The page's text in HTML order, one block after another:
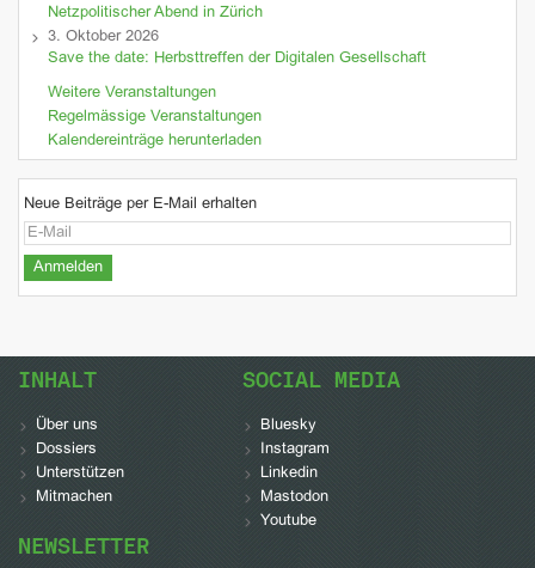
Netzpolitischer Abend in Zürich
3. Oktober 2026
Save the date: Herbsttreffen der Digitalen Gesellschaft
Weitere Veranstaltungen
Regelmässige Veranstaltungen
Kalendereinträge herunterladen
Neue Beiträge per E-Mail erhalten
INHALT
Über uns
Dossiers
Unterstützen
Mitmachen
SOCIAL MEDIA
Bluesky
Instagram
Linkedin
Mastodon
Youtube
NEWSLETTER